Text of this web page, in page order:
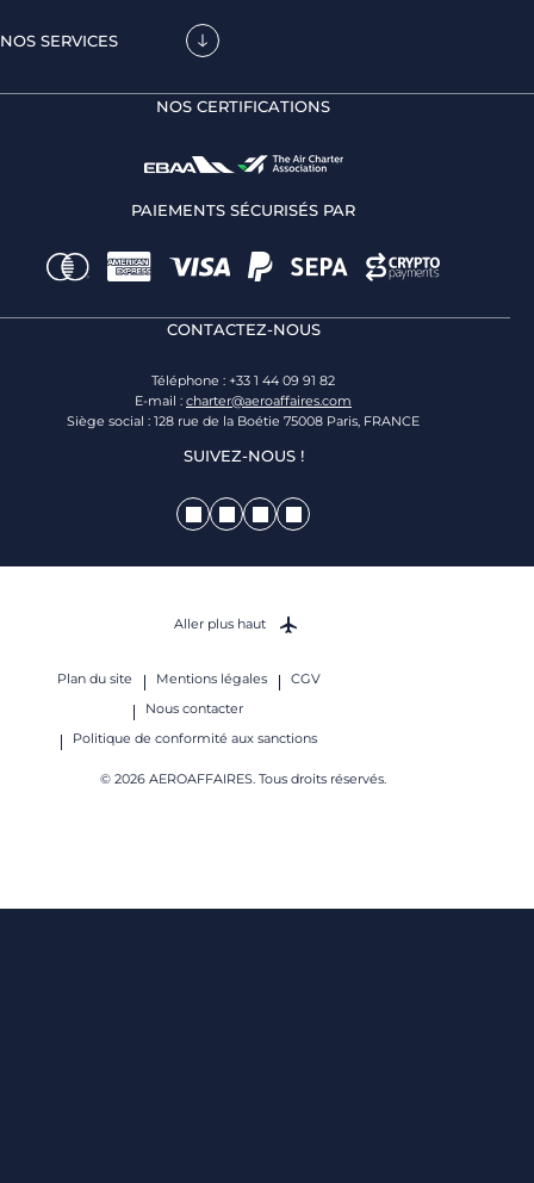
NOS SERVICES
NOS CERTIFICATIONS
PAIEMENTS SÉCURISÉS PAR
CONTACTEZ-NOUS
Téléphone : +33 1 44 09 91 82
E-mail : charter@aeroaffaires.com
Siège social : 128 rue de la Boétie 75008 Paris, FRANCE
SUIVEZ-NOUS !
Plan du site Mentions légales
CGV
Nous contacter
Politique de conformité aux sanctions
© 2026 AEROAFFAIRES. Tous droits réservés.
Aller plus haut